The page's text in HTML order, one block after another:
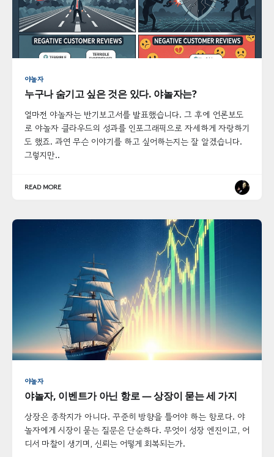
야놀자
누구나 숨기고 싶은 것은 있다. 야놀자는?
얼마전 야놀자는 반기보고서를 발표했습니다. 그 후에 언론보도
로 야놀자 클라우드의 성과를 인포그래픽으로 자세하게 자랑하기
도 했죠. 과연 무슨 이야기를 하고 싶어하는지는 잘 알겠습니다.
그렇지만..
READ MORE
야놀자
야놀자, 이벤트가 아닌 항로 — 상장이 묻는 세 가지
상장은 종착지가 아니다. 꾸준히 방향을 틀어야 하는 항로다. 야
놀자에게 시장이 묻는 질문은 단순하다. 무엇이 성장 엔진이고, 어
디서 마찰이 생기며, 신뢰는 어떻게 회복되는가.